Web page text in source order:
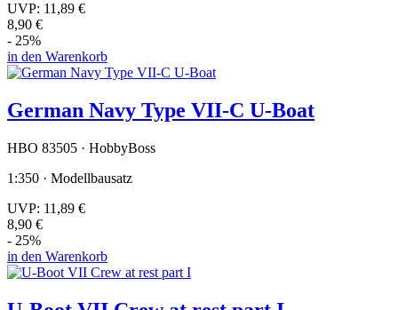
UVP: 11,89 €
8,90 €
- 25%
in den Warenkorb
German Navy Type VII-C U-Boat
HBO 83505 · HobbyBoss
1:350 · Modellbausatz
UVP: 11,89 €
8,90 €
- 25%
in den Warenkorb